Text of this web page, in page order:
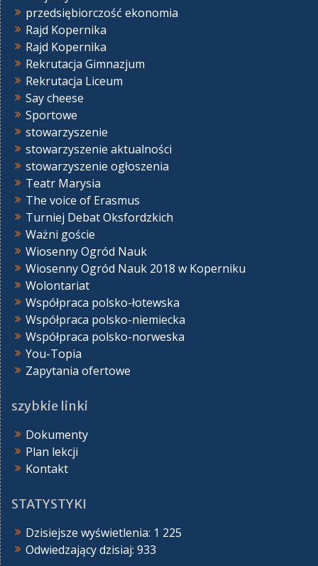
przedsiębiorczość ekonomia
Rajd Kopernika
Rajd Kopernika
Rekrutacja Gimnazjum
Rekrutacja Liceum
Say cheese
Sportowe
stowarzyszenie
stowarzyszenie aktualności
stowarzyszenie ogłoszenia
Teatr Marysia
The voice of Erasmus
Turniej Debat Oksfordzkich
Ważni goście
Wiosenny Ogród Nauk
Wiosenny Ogród Nauk 2018 w Koperniku
Wolontariat
Współpraca polsko-łotewska
Współpraca polsko-niemiecka
Współpraca polsko-norweska
You-Topia
Zapytania ofertowe
szybkie linki
Dokumenty
Plan lekcji
Kontakt
STATYSTYKI
Dzisiejsze wyświetlenia: 1 225
Odwiedzający dzisiaj: 933